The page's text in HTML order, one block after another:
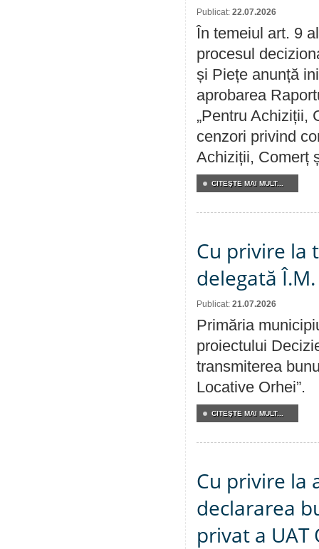
Publicat: 22.07.2026
În temeiul art. 9
procesul
și Piețe anunță
aprobarea
„Pentru Achiziții,
cenzori privind
Achiziții, Comerț
CITEŞTE MAI MULT...
Cu privire la
delegată
Publicat: 21.07.2026
Primăria
proiectului
transmiterea
Locative Orhei”.
CITEŞTE MAI MULT...
Cu privire la
declararea
privat a UAT